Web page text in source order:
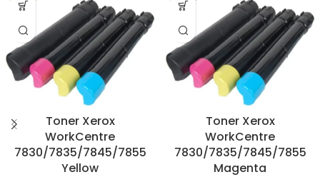
Toner Xerox
WorkCentre
7830/7835/7845/7855
Yellow
Toner Xerox
WorkCentre
7830/7835/7845/7855
Magenta